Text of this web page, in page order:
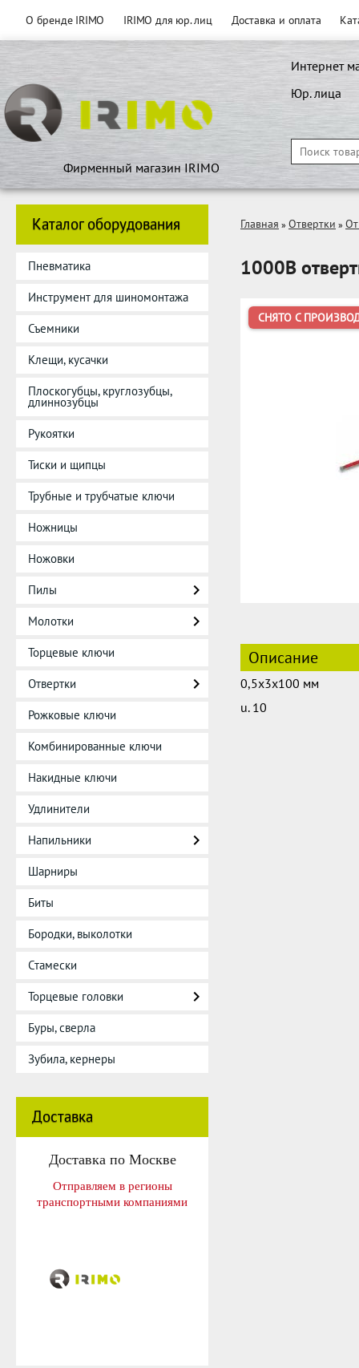
О бренде IRIMO IRIMO для юр. лиц Доставка и оплата
Фирменный магазин IRIMO
Интернет
Юр. лица
Каталог оборудования
Пневматика
Инструмент для шиномонтажа
Съемники
Клещи, кусачки
Плоскогубцы, круглозубцы,
длиннозубцы
Рукоятки
Тиски и щипцы
Трубные и трубчатые ключи
Ножницы
Ножовки
Пилы
Молотки
Торцевые ключи
Отвертки
Рожковые ключи
Комбинированные ключи
Накидные ключи
Удлинители
Напильники
Шарниры
Биты
Бородки, выколотки
Стамески
Торцевые головки
Буры, сверла
Зубила, кернеры
Доставка
Доставка по Москве
Отправляем в регионы
транспортными компаниями
Главная » Отвертки »
1000В
СНЯТО С
Описание
0,5x3x100 мм
u. 10